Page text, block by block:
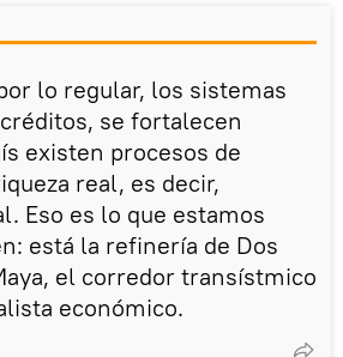
lo regular, los sistemas
se fortalecen
existen procesos de
real, es decir,
Eso es lo que estamos
está la refinería de Dos
el corredor transístmico
económico.